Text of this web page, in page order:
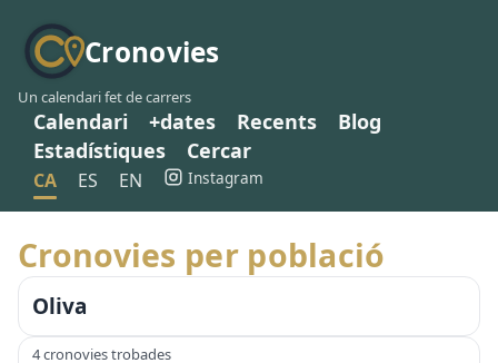
Cronovies
Un calendari fet de carrers
Calendari +dates Recents
Blog
Estadístiques
Cercar
CA ES EN Instagram
Cronovies per població
Oliva
4 cronovies trobades